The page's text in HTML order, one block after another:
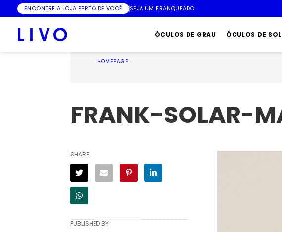
ENCONTRE A LOJA PERTO DE VOCÊ SEJA UM FRANQUEADO
ÓCULOS DE GRAU ÓCULOS DE SOL
HOMEPAGE
FRANK-SOLAR-
SHARE
PUBLISHED BY